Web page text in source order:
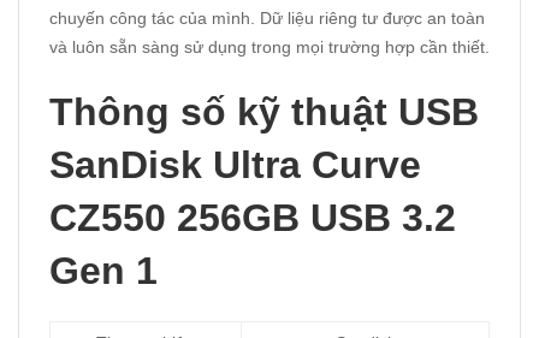
chuyến công tác của mình. Dữ liệu riêng tư được an toàn
và luôn sẵn sàng sử dụng trong mọi trường hợp cần thiết.
Thông số kỹ thuật USB
SanDisk Ultra Curve
CZ550 256GB USB 3.2
Gen 1